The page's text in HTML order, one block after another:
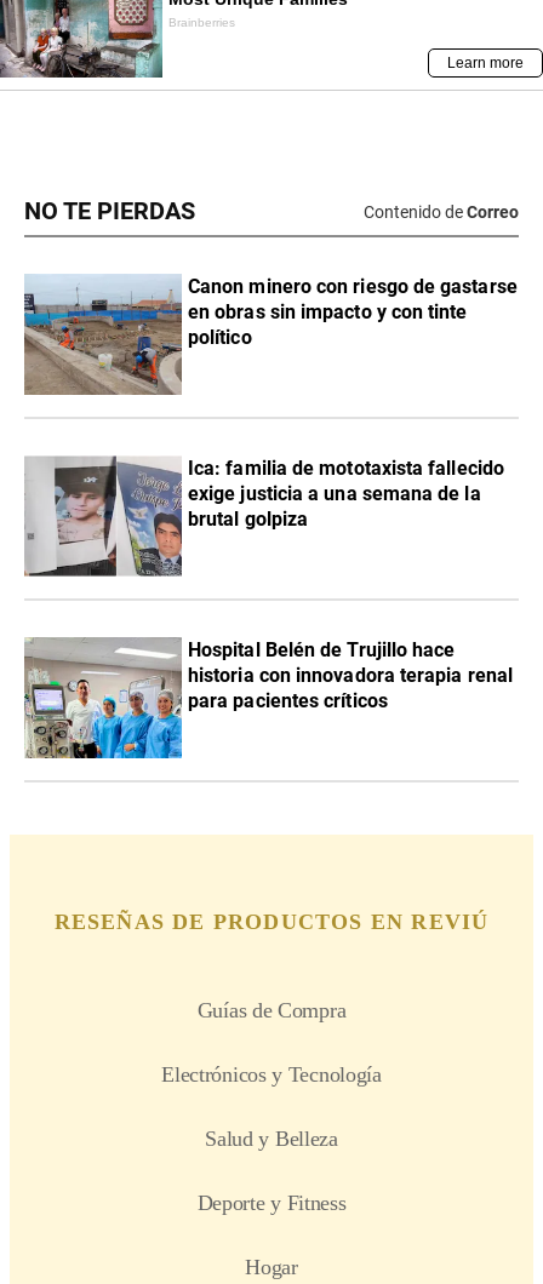
NO TE PIERDAS Contenido deCorreo
Canon minero con riesgo de gastarse
en obras sin impacto y con tinte
político
Ica: familia de mototaxista fallecido
exige justicia a una semana de la
brutal golpiza
Hospital Belén de Trujillo hace
historia con innovadora terapia renal
para pacientes críticos